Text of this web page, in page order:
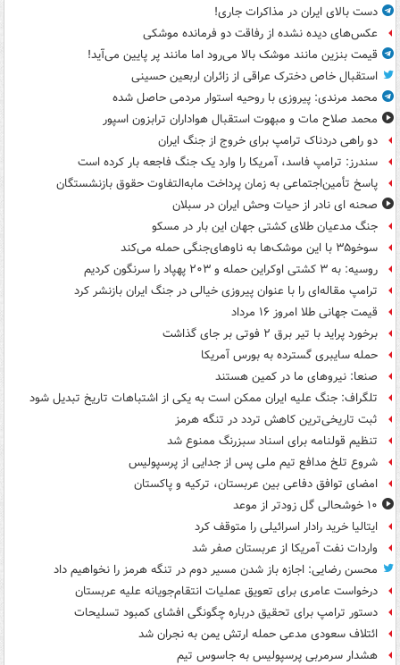
دست بالای ایران در مذاکرات جاری!
عکس‌های دیده نشده از رفاقت دو فرمانده‌ موشکی
قیمت بنزین مانند موشک بالا می‌رود اما مانند پر پایین می‌آید!
استقبال خاص دخترک عراقی از زائران اربعین حسینی
محمد مرندی: پیروزی با روحیه استوار مردمی حاصل شده
محمد صلاح مات و مبهوت استقبال هواداران ترابزون اسپور
دو راهی دردناک ترامپ برای خروج از جنگ ایران
سندرز: ترامپ فاسد، آمریکا را وارد یک جنگ فاجعه بار کرده است
پاسخ تأمین‌اجتماعی به زمان پرداخت مابه‌التفاوت حقوق بازنشستگان
صحنه ای نادر از حیات وحش ایران در سبلان
جنگ مدعیان طلای کشتی جهان این بار در مسکو
سوخو۳۵ با این موشک‌ها به ناوهای‌جنگی حمله می‌کند
روسیه: به ۳ کشتی اوکراین حمله و ۲۰۳ پهپاد را سرنگون کردیم
ترامپ مقاله‌ای را با عنوان پیروزی خیالی در جنگ ایران بازنشر کرد
قیمت جهانی طلا امروز ۱۶ مرداد
برخورد پراید با تیر برق ۲ فوتی بر جای گذاشت
حمله سایبری گسترده به بورس آمریکا
صنعا: نیروهای ما در کمین‌ هستند
تلگراف: جنگ علیه ایران ممکن است به یکی از اشتباهات تاریخ تبدیل شود
ثبت تاریخی‌ترین کاهش تردد در تنگه هرمز
تنظیم قولنامه برای اسناد سبزرنگ ممنوع شد
شروع تلخ مدافع تیم ملی پس از جدایی از پرسپولیس
امضای توافق دفاعی بین عربستان، ترکیه و پاکستان
۱۰ خوشحالی گل زودتر از موعد
ایتالیا خرید رادار اسرائیلی را متوقف کرد
واردات نفت آمریکا از عربستان صفر شد
محسن رضایی: اجازه باز شدن مسیر دوم در تنگه هرمز را نخواهیم داد
درخواست عامری برای تعویق عملیات انتقام‌جویانه علیه عربستان
دستور ترامپ برای تحقیق درباره چگونگی افشای کمبود تسلیحات
ائتلاف سعودی مدعی حمله ارتش یمن به نجران شد
هشدار سرمربی پرسپولیس به جاسوس تیم